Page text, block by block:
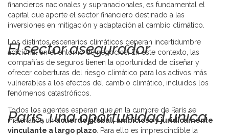
financieros nacionales y supranacionales, es fundamental el
capital que aporte el sector financiero destinado a las
inversiones en mitigación y adaptación al cambio climático.
El sector asegurador
Los distintos escenarios climáticos generan incertidumbre
adicional en el entorno de negocios. En este contexto, las
compañías de seguros tienen la oportunidad de diseñar y
ofrecer coberturas del riesgo climático para los activos más
vulnerables a los efectos del cambio climático, incluidos los
fenómenos catastróficos.
París, una oportunidad única
Todos los agentes esperan que en la cumbre de París se
materialice unacuerdo global, ambicioso y jurídicamente
vinculante a largo plazo . Para ello es imprescindible la